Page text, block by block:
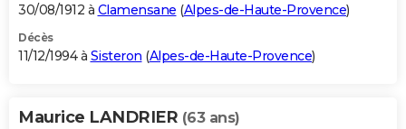
30/08/1912 à Clamensane (Alpes-de-Haute-Provence)
Décès
11/12/1994 à Sisteron (Alpes-de-Haute-Provence)
Maurice LANDRIER (63 ans)